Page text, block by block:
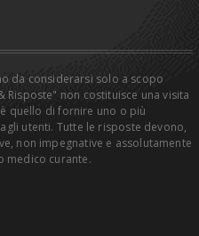
da considerarsi solo a scopo
non costituisce una visita
quello di fornire uno o più
utenti. Tutte le risposte devono,
non impegnative e assolutamente
medico curante.